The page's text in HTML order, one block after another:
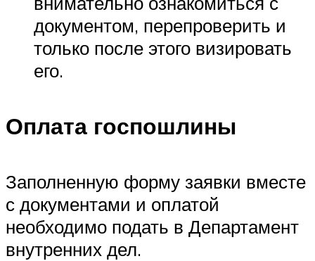
документом, перепроверить и
только после этого визировать
его.
Оплата госпошлины
Заполненную форму заявки вместе
с документами и оплатой
необходимо подать в Департамент
внутренних дел.